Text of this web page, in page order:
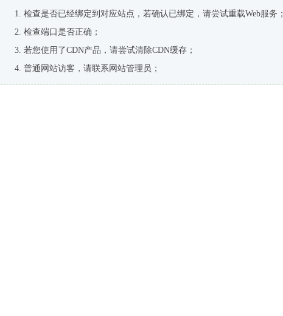
检查是否已经绑定到对应站点，若确认已绑定，请尝试重载Web服务；
检查端口是否正确；
若您使用了CDN产品，请尝试清除CDN缓存；
普通网站访客，请联系网站管理员；